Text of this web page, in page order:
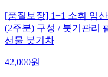
[품질보장] 1+1 소휘 임
(2주분) 구성 / 붓기관리
선물 붓기차
42,000원